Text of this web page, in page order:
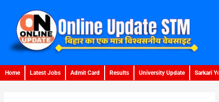
content
Home Latest Jobs Admit Card Results University Update Sarkari